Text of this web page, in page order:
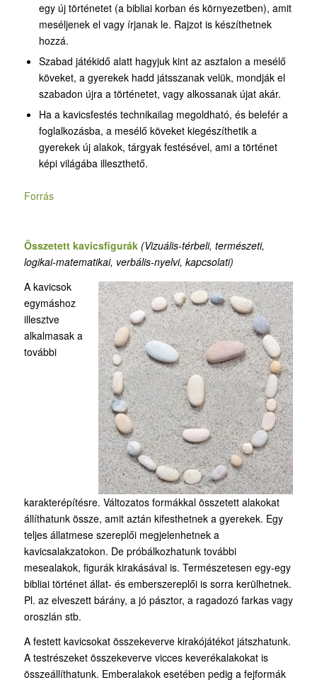
egy új történetet (a bibliai korban és környezetben), amit
meséljenek el vagy írjanak le. Rajzot is készíthetnek
hozzá.
Szabad játékidő alatt hagyjuk kint az asztalon a mesélő
köveket, a gyerekek hadd játsszanak velük, mondják el
szabadon újra a történetet, vagy alkossanak újat akár.
Ha a kavicsfestés technikailag megoldható, és belefér a
foglalkozásba, a mesélő köveket kiegészíthetik a
gyerekek új alakok, tárgyak festésével, ami a történet
képi világába illeszthető.
Forrás
Összetett kavicsfigurák (Vizuális-térbeli, természeti,
logikai-matematikai, verbális-nyelvi, kapcsolati)
A kavicsok
egymáshoz
illesztve
alkalmasak a
további
karakterépítésre. Változatos formákkal összetett alakokat
állíthatunk össze, amit aztán kifesthetnek a gyerekek. Egy
teljes állatmese szereplői megjelenhetnek a
kavicsalakzatokon. De próbálkozhatunk további
mesealakok, figurák kirakásával is. Természetesen egy-egy
bibliai történet állat- és emberszereplői is sorra kerülhetnek.
Pl. az elveszett bárány, a jó pásztor, a ragadozó farkas vagy
oroszlán stb.
A festett kavicsokat összekeverve kirakójátékot játszhatunk.
A testrészeket összekeverve vicces keverékalakokat is
összeállíthatunk. Emberalakok esetében pedig a fejformák